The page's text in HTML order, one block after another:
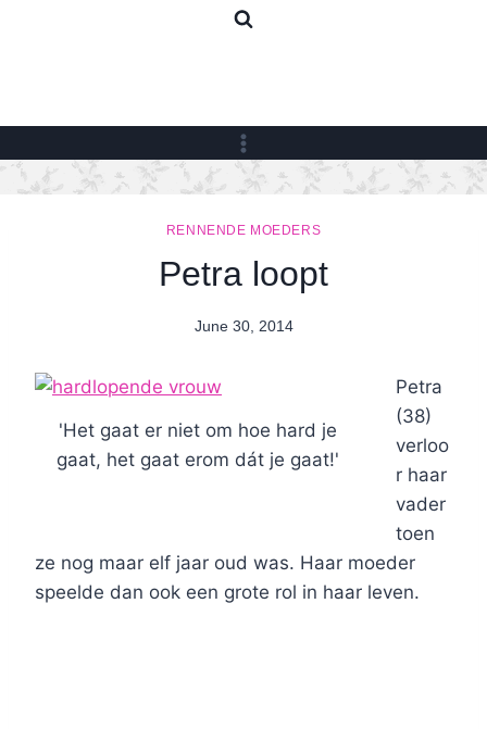
RENNENDE MOEDERS
Petra loopt
By
June 30, 2014
'Het gaat er niet om hoe hard je
gaat, het gaat erom dát je gaat!'
Petra
(38)
verloo
r haar
vader
toen
ze nog maar elf jaar oud was. Haar moeder
speelde dan ook een grote rol in haar leven.